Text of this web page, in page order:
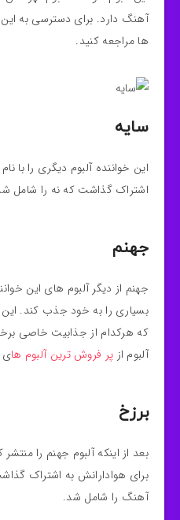
آهنگ دارد. برای دسترسی به این
ها مراجعه کنید.
سایه
این خواننده آلبوم دیگری را با
اشتراک گذاشت که نه را شامل
جهنم
جهنم از دیگر آلبوم های این
که هرکدام از جذابیت خاصی
آلبوم از پر فروش ترین آلبوم های
برزخ
بعد از اینکه آلبوم جهنم را
برای هوادارانش به اشتراک
آهنگ را شامل شد.